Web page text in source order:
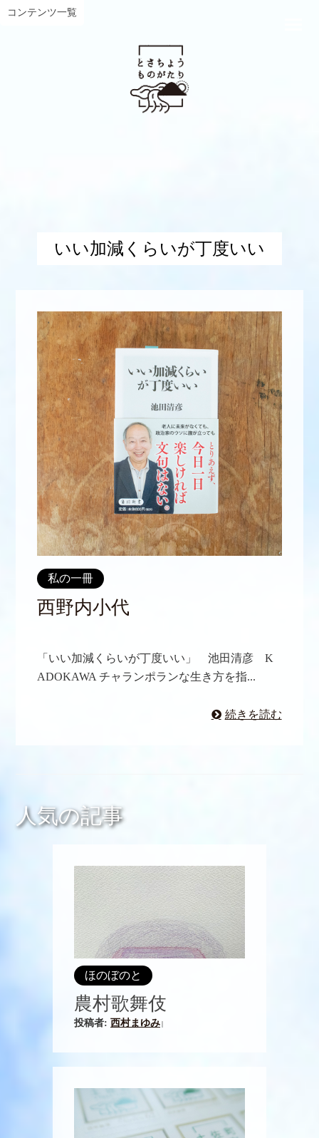
コンテンツ一覧
いい加減くらいが丁度いい
私の一冊
西野内小代
「いい加減くらいが丁度いい」 池田清彦 K
ADOKAWA チャランポランな生き方を指...
続きを読む
人気の記事
ほのぼのと
農村歌舞伎
投稿者: 西村まゆみ